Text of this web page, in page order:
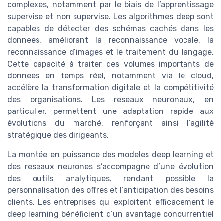
complexes, notamment par le biais de l’apprentissage
supervise et non supervise. Les algorithmes deep sont
capables de détecter des schémas cachés dans les
donnees, améliorant la reconnaissance vocale, la
reconnaissance d’images et le traitement du langage.
Cette capacité à traiter des volumes importants de
donnees en temps réel, notamment via le cloud,
accélère la transformation digitale et la compétitivité
des organisations. Les reseaux neuronaux, en
particulier, permettent une adaptation rapide aux
évolutions du marché, renforçant ainsi l’agilité
stratégique des dirigeants.
La montée en puissance des modeles deep learning et
des reseaux neurones s’accompagne d’une évolution
des outils analytiques, rendant possible la
personnalisation des offres et l’anticipation des besoins
clients. Les entreprises qui exploitent efficacement le
deep learning bénéficient d’un avantage concurrentiel